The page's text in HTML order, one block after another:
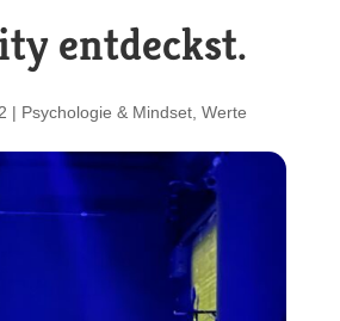
entdeckst.
| Psychologie & Mindset, Werte